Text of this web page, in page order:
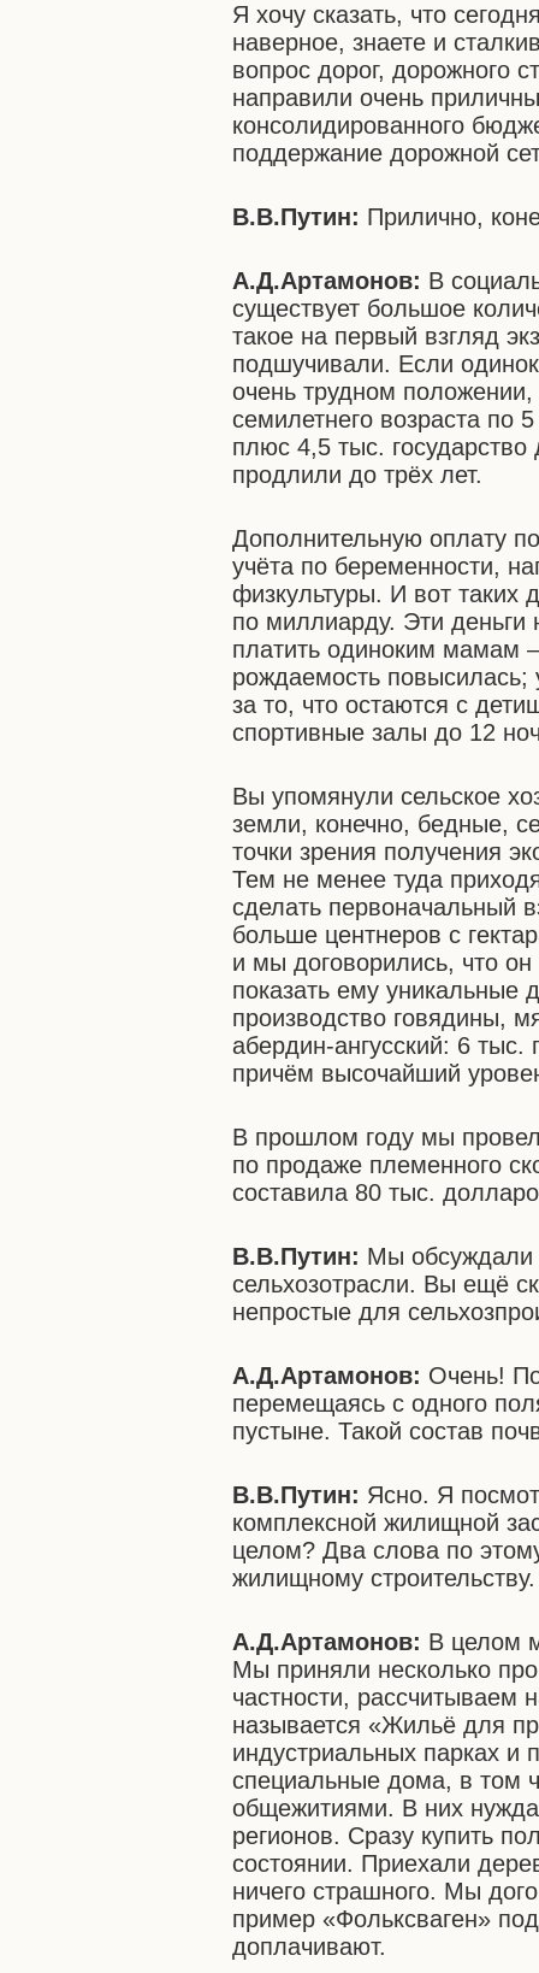
Я хочу сказать, что
наверное, знаете и
вопрос дорог, дорожного
направили очень
консолидированного
поддержание дорожной
В.В.Путин: Прилично,
А.Д.Артамонов: В
существует большое
такое на первый взгляд
подшучивали. Если
очень трудном
семилетнего возраста по
плюс 4,5 тыс.
продлили до трёх лет.
Дополнительную оплату
учёта по беременности,
физкультуры. И вот таких
по миллиарду. Эти
платить одиноким мамам
рождаемость повысилась;
за то, что остаются с
спортивные залы до 12
Вы упомянули сельское
земли, конечно, бедные,
точки зрения получения
Тем не менее туда
сделать первоначальный
больше центнеров с
и мы договорились, что
показать ему уникальные
производство говядины,
абердин-ангусский: 6
причём высочайший
В прошлом году мы
по продаже племенного
составила 80 тыс.
В.В.Путин: Мы обсуждали
сельхозотрасли. Вы ещё
непростые для
А.Д.Артамонов: Очень!
перемещаясь с одного
пустыне. Такой состав
В.В.Путин: Ясно. Я
комплексной жилищной
целом? Два слова по
жилищному строительству.
А.Д.Артамонов: В целом
Мы приняли несколько
частности, рассчитываем
называется «Жильё для
индустриальных парках и
специальные дома, в том
общежитиями. В них
регионов. Сразу купить
состоянии. Приехали
ничего страшного. Мы
пример «Фольксваген»
доплачивают.